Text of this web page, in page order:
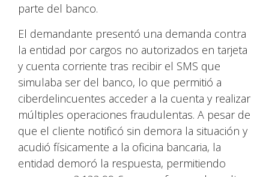
parte del banco.
El demandante presentó una demanda contra
la entidad por cargos no autorizados en tarjeta
y cuenta corriente tras recibir el SMS que
simulaba ser del banco, lo que permitió a
ciberdelincuentes acceder a la cuenta y realizar
múltiples operaciones fraudulentas. A pesar de
que el cliente notificó sin demora la situación y
acudió físicamente a la oficina bancaria, la
entidad demoró la respuesta, permitiendo